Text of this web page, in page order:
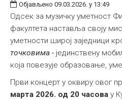
Објављено 09.03.2026. у 13:49
Одсек за музичку уметност
факултета наставља своју
уметности широј заједници
точковима - јединствену
која повезује образовање,
Први концерт у оквиру овог
марта 2026. од 20 часова у